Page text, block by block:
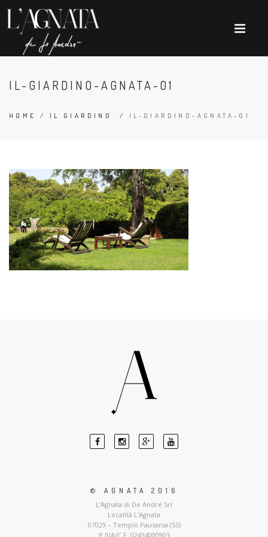
IL-GIARDINO-AGNATA-01
HOME / IL GIARDINO / IL-GIARDINO-AGNATA-01
© AGNATA 2016
L’Agnata di De André Srl
Località L’Agnata
07029 – Tempio Pausania (SS)
P.IVA/C.F. 02434000903